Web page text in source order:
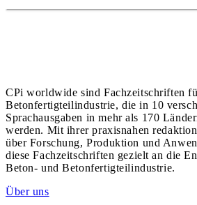
CPi worldwide sind Fachzeitschriften
Betonfertigteilindustrie, die in 10
Sprachausgaben in mehr als 170
werden. Mit ihrer praxisnahen
über Forschung, Produktion und
diese Fachzeitschriften gezielt an die
Beton- und Betonfertigteilindustrie.
Über uns